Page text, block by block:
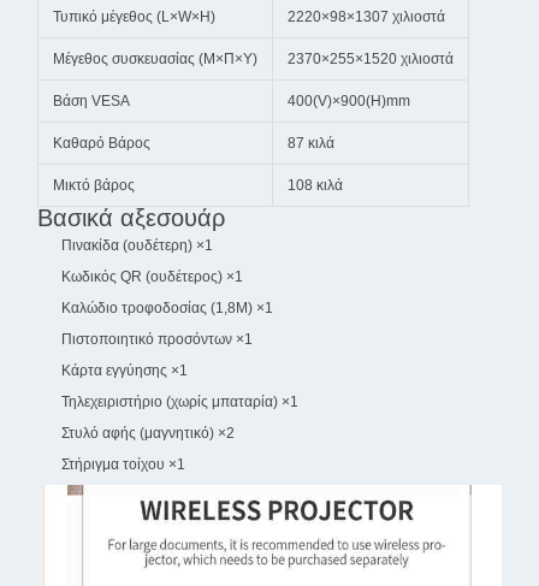
Τυπικό μέγεθος (L×W×H) 2220×98×1307 χιλιοστά
Μέγεθος συσκευασίας (Μ×Π×Υ) 2370×255×1520 χιλιοστά
Βάση VESA 400(V)×900(H)mm
Καθαρό Βάρος 87 κιλά
Μικτό βάρος 108 κιλά
Βασικά αξεσουάρ
Πινακίδα (ουδέτερη) ×1
Κωδικός QR (ουδέτερος) ×1
Καλώδιο τροφοδοσίας (1,8M) ×1
Πιστοποιητικό προσόντων ×1
Κάρτα εγγύησης ×1
Τηλεχειριστήριο (χωρίς μπαταρία) ×1
Στυλό αφής (μαγνητικό) ×2
Στήριγμα τοίχου ×1